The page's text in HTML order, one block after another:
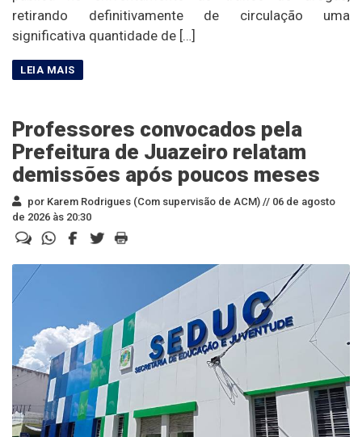
retirando definitivamente de circulação uma
significativa quantidade de […]
Professores convocados pela
Prefeitura de Juazeiro relatam
demissões após poucos meses
por Karem Rodrigues (Com supervisão de ACM) // 06 de agosto
de 2026 às 20:30